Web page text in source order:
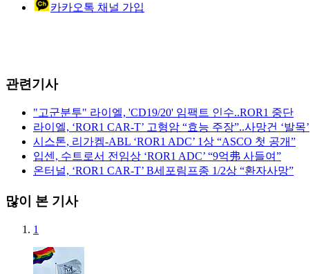
카카오톡 채널 가입
관련기사
"고군분투" 라이엘, 'CD19/20' 임팩트 인수..ROR1 중단
라이엘, ‘ROR1 CAR-T’ 고형암 “효능 주장”..사망건 ‘발목’
시스톤, 리가켐-ABL ‘ROR1 ADC’ 1상 “ASCO 첫 공개”
입센, 수트로서 전임상 ‘ROR1 ADC’ “9억弗 사들여”
온터널, ‘ROR1 CAR-T’ B세포림프종 1/2상 “환자사망”
많이 본 기사
1